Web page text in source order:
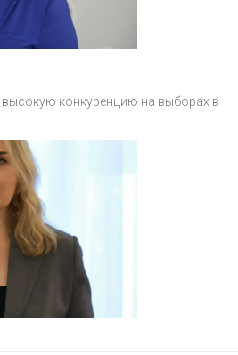
конкуренцию на выборах в